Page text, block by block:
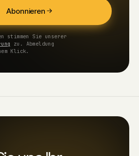
Abonnieren
stimmen Sie unserer
zu. Abmeldung
Klick.